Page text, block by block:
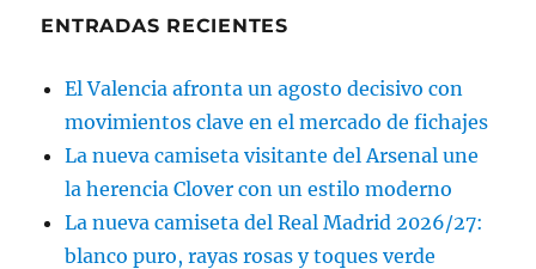
ENTRADAS RECIENTES
El Valencia afronta un agosto decisivo con
movimientos clave en el mercado de fichajes
La nueva camiseta visitante del Arsenal une
la herencia Clover con un estilo moderno
La nueva camiseta del Real Madrid 2026/27:
blanco puro, rayas rosas y toques verde